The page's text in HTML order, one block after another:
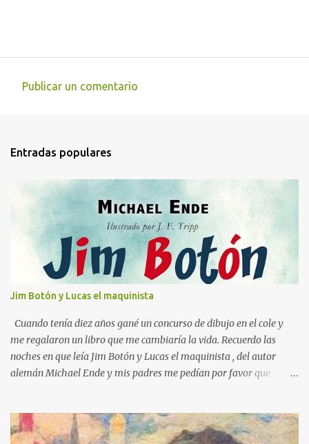
e
s
Publicar un comentario
Entradas populares
Jim Botón y Lucas el maquinista
Cuando tenía diez años gané un concurso de dibujo en el cole y
me regalaron un libro que me cambiaría la vida. Recuerdo las
noches en que leía Jim Botón y Lucas el maquinista , del autor
alemán Michael Ende y mis padres me pedían por favor que
Y no podía dejar a Jim Botón y su amigo Lucas a las puertas de la
Ciudad de los Dragones para rescatar a la Princesa china Li Si.